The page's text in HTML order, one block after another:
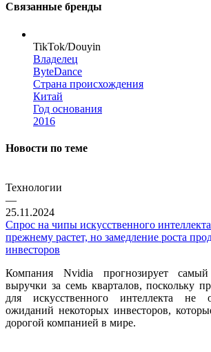
Связанные бренды
TikTok/Douyin
Владелец
ByteDance
Страна происхождения
Китай
Год основания
2016
Новости по теме
Технологии
—
25.11.2024
Спрос на чипы искусственного
прежнему растет, но замедление роста
инвесторов
Компания Nvidia прогнозирует
выручки за семь кварталов, поскольку
для искусственного интеллекта не
ожиданий некоторых инвесторов,
дорогой компанией в мире.